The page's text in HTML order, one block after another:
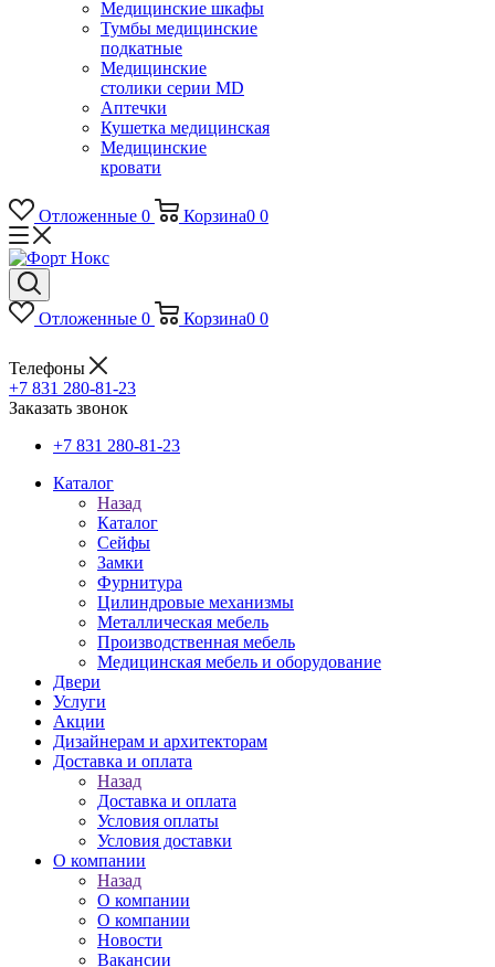
Медицинские шкафы
Тумбы медицинские
подкатные
Медицинские
столики серии MD
Аптечки
Кушетка медицинская
Медицинские
кровати
Отложенные 0 Корзина0 0
Отложенные 0 Корзина0 0
Телефоны
+7 831 280-81-23
Заказать звонок
+7 831 280-81-23
Каталог
Назад
Каталог
Сейфы
Замки
Фурнитура
Цилиндровые механизмы
Металлическая мебель
Производственная мебель
Медицинская мебель и оборудование
Двери
Услуги
Акции
Дизайнерам и архитекторам
Доставка и оплата
Назад
Доставка и оплата
Условия оплаты
Условия доставки
О компании
Назад
О компании
О компании
Новости
Вакансии